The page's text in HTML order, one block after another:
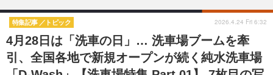
甲信越 北陸
東海 関西
4月28日は「洗車の日」… 洗車場ブームを牽
引、全国各地で新規オープンが続く純水洗車場
特集記事 トピック 2026.4.24 Fri 6:32